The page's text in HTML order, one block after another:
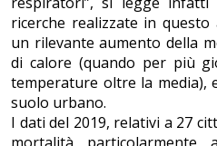
ricerche realizzate in
un rilevante aumento della
di calore (quando per più
temperature oltre la media),
suolo urbano.
I dati del 2019, relativi a 27